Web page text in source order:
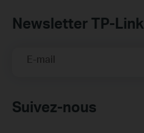
Newsletter TP-Link
E-mail
Suivez-nous